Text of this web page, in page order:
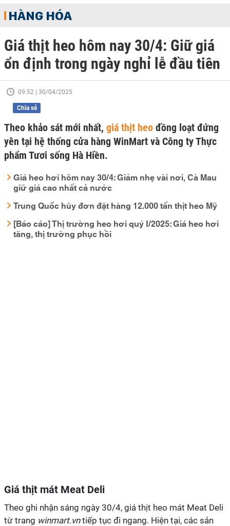
HÀNG HÓA
Giá thịt heo hôm nay 30/4: Giữ giá
ổn định trong ngày nghỉ lễ đầu tiên
09:52 | 30/04/2025
Chia sẻ
Theo khảo sát mới nhất, giá thịt heo đồng loạt đứng
yên tại hệ thống cửa hàng WinMart và Công ty Thực
phẩm Tươi sống Hà Hiền.
Giá heo hơi hôm nay 30/4: Giảm nhẹ vài nơi, Cà Mau
giữ giá cao nhất cả nước
Trung Quốc hủy đơn đặt hàng 12.000 tấn thịt heo Mỹ
[Báo cáo] Thị trường heo hơi quý I/2025: Giá heo hơi
tăng, thị trường phục hồi
Giá thịt mát Meat Deli
Theo ghi nhận sáng ngày 30/4, giá thịt heo mát Meat Deli
từ trang winmart.vntiếp tục đi ngang. Hiện tại, các sản